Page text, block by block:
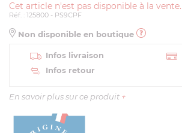
Cet article n'est pas disponible à la vente.
Réf. : 125800 - PS9CPF
Non disponible en boutique
Infos livraison
Infos retour
En savoir plus sur ce produit +